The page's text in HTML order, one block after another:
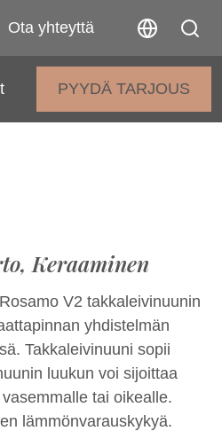
Ota yhteyttä
PYYDÄ TARJOUS
Keraaminen
V2 takkaleivinuunin
yhdistelmän
Takkaleivinuuni sopii
luukun voi sijoittaa
tai oikealle.
lämmönvarauskykyä.